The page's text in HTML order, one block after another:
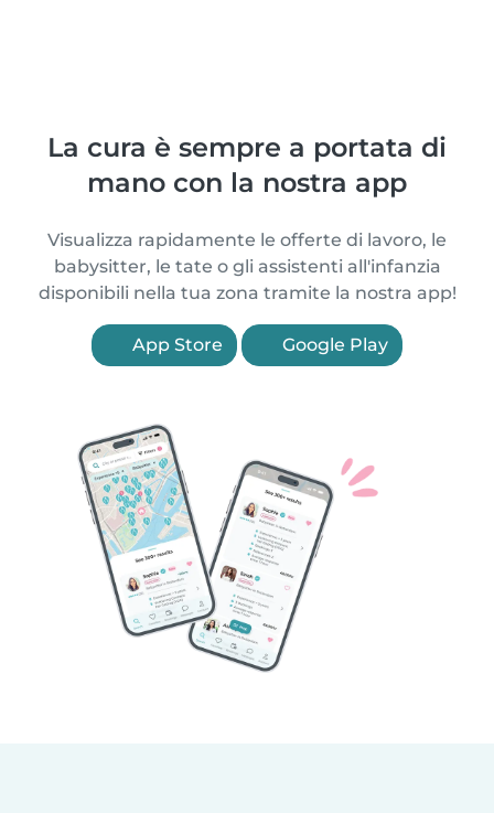
La cura è sempre a portata di
mano con la nostra app
Visualizza rapidamente le offerte di lavoro, le
babysitter, le tate o gli assistenti all'infanzia
disponibili nella tua zona tramite la nostra app!
App Store Google Play